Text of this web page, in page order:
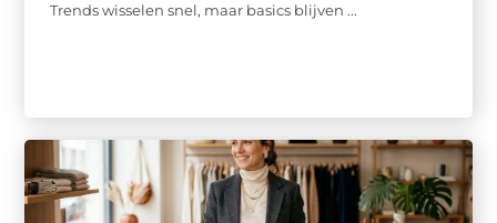
Trends wisselen snel, maar basics blijven ...